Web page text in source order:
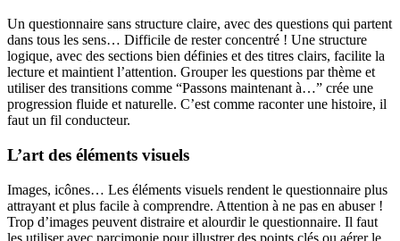
Un questionnaire sans structure claire, avec des questions qui partent
dans tous les sens… Difficile de rester concentré ! Une structure
logique, avec des sections bien définies et des titres clairs, facilite la
lecture et maintient l’attention. Grouper les questions par thème et
utiliser des transitions comme “Passons maintenant à…” crée une
progression fluide et naturelle. C’est comme raconter une histoire, il
faut un fil conducteur.
L’art des éléments visuels
Images, icônes… Les éléments visuels rendent le questionnaire plus
attrayant et plus facile à comprendre. Attention à ne pas en abuser !
Trop d’images peuvent distraire et alourdir le questionnaire. Il faut
les utiliser avec parcimonie pour illustrer des points clés ou aérer le